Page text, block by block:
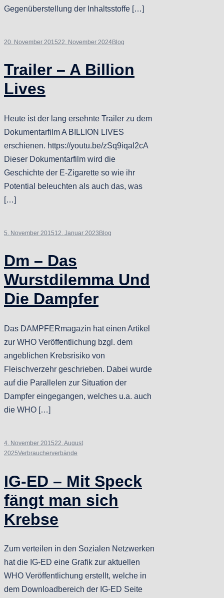
Gegenüberstellung der Inhaltsstoffe […]
20. November 201522. November 2024Blog
Trailer – A Billion
Lives
Heute ist der lang ersehnte Trailer zu dem
Dokumentarfilm A BILLION LIVES
erschienen. https://youtu.be/zSq9iqal2cA
Dieser Dokumentarfilm wird die
Geschichte der E-Zigarette so wie ihr
Potential beleuchten als auch das, was
[…]
5. November 201512. Januar 2023 Blog
Dm – Das
Wurstdilemma Und
Die Dampfer
Das DAMPFERmagazin hat einen Artikel
zur WHO Veröffentlichung bzgl. dem
angeblichen Krebsrisiko von
Fleischverzehr geschrieben. Dabei wurde
auf die Parallelen zur Situation der
Dampfer eingegangen, welches u.a. auch
die WHO […]
4. November 201522. August
2025Verbraucherverbände
IG-ED – Mit Speck
fängt man sich
Krebse
Zum verteilen in den Sozialen Netzwerken
hat die IG-ED eine Grafik zur aktuellen
WHO Veröffentlichung erstellt, welche in
dem Downloadbereich der IG-ED Seite